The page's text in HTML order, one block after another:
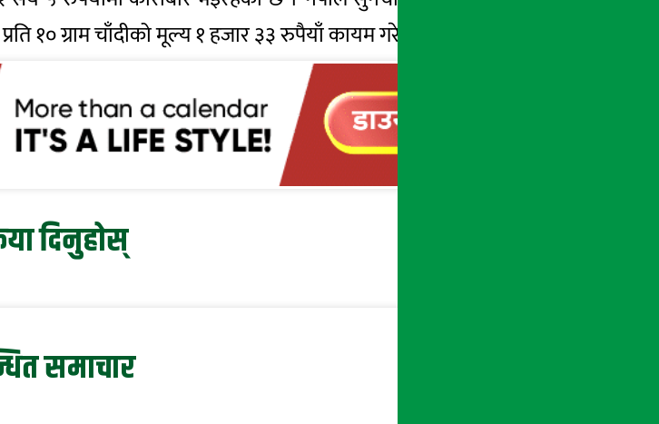
१० ग्राम चाँदीको मूल्य १ हजार ३३ रुपैयाँ कायम गरेको छ ।
दिनुहोस्
समाचार